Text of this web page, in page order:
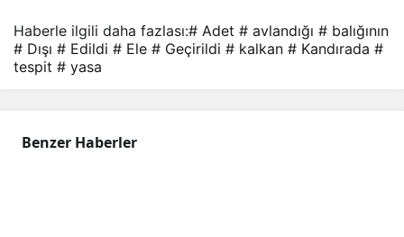
rildi.
Haberle ilgili daha fazlası:# Adet # avlandığı # balığının
# Dışı # Edildi # Ele # Geçirildi # kalkan # Kandırada #
tespit # yasa
Benzer Haberler